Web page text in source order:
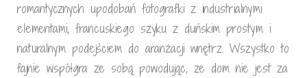
romantycznych upodobań fotografki z industrialnymi
elementami, francuskiego szyku z duńskim prostym i
naturalnym podejściem do aranżacji wnętrz. Wszystko to
fajnie współgra ze sobą powodując, ze dom nie jest za